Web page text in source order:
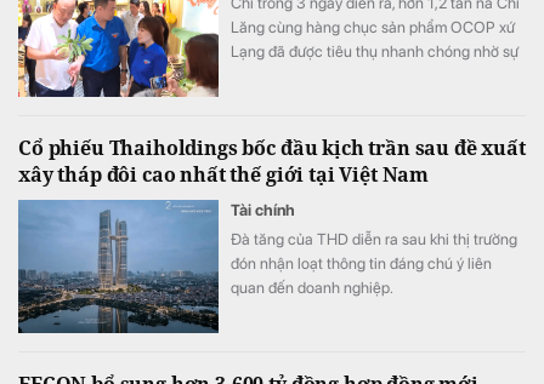
Lăng cùng hàng chục sản phẩm OCOP xứ
Lạng đã được tiêu thụ nhanh chóng nhờ sự
Cổ phiếu Thaiholdings bốc đầu kịch trần sau đề xuất
xây tháp đôi cao nhất thế giới tại Việt Nam
Tài chính
Đà tăng của THD diễn ra sau khi thị trường
đón nhận loạt thông tin đáng chú ý liên
quan đến doanh nghiệp.